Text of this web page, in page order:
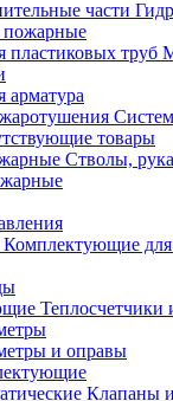
арматура
товары
Стволы,
Комплектующие
и оправы
Клапаны